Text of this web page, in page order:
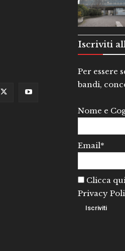
Iscriviti
Per essere
bandi,
Nome e
Email*
Clicca
Privacy